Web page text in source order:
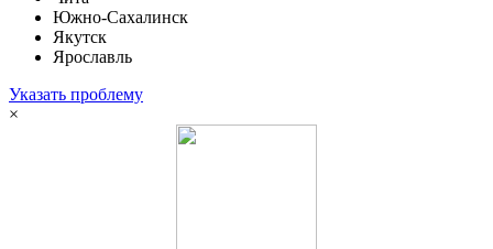
Южно-Сахалинск
Якутск
Ярославль
Указать проблему
×